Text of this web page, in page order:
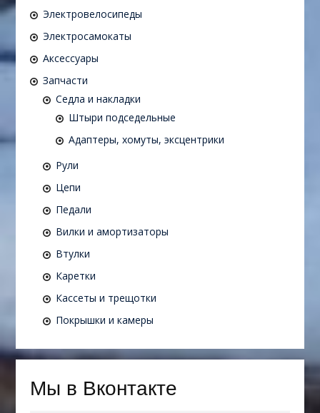
Электровелосипеды
Электросамокаты
Аксессуары
Запчасти
Седла и накладки
Штыри подседельные
Адаптеры, хомуты, эксцентрики
Рули
Цепи
Педали
Вилки и амортизаторы
Втулки
Каретки
Кассеты и трещотки
Покрышки и камеры
Мы в Вконтакте